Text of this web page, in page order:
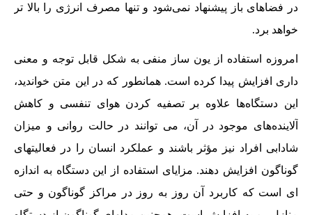
در فضاهای باز پیشنهاد نمی‌شود و تنها مصرف انرژی را بالا تر
خواهد برد.
امروزه استفاده از یون ساز منفی به شکل قابل توجه و معنی
داری افزایش پیدا کرده است. همانطور که در این متن خواندید،
این دستگاه‌ها علاوه بر تصفیه کردن هوای تنفسی و کاهش
آلاینده‌های موجود در آن، می توانند در حالت روانی و میزان
شادابی افراد نیز مؤثر باشند و عملکرد انسان را در فعالیتهای
گوناگون افزایش دهند. مزایای استفاده از این دستگاه به اندازه
ای است که کاربرد آن روز به روز در مراکز گوناگون و حتی